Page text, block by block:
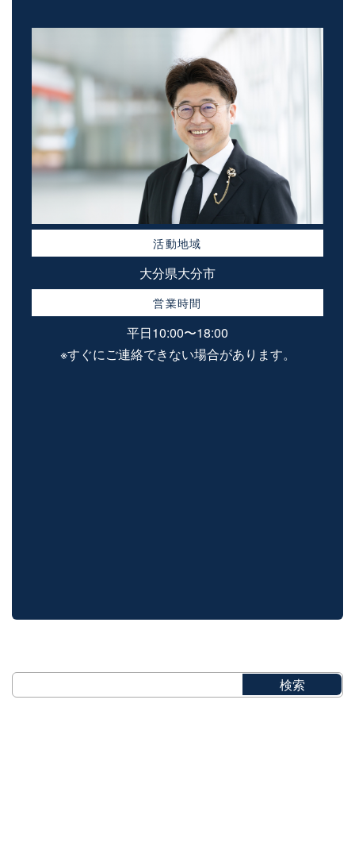
活動地域
大分県大分市
営業時間
平日10:00〜18:00
※すぐにご連絡できない場合があります。